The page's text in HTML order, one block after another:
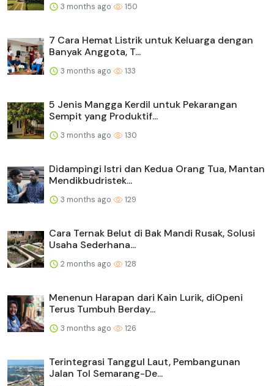
3 months ago 150
7 Cara Hemat Listrik untuk Keluarga dengan
Banyak Anggota, T...
3 months ago 133
5 Jenis Mangga Kerdil untuk Pekarangan
Sempit yang Produktif...
3 months ago 130
Didampingi Istri dan Kedua Orang Tua, Mantan
Mendikbudristek...
3 months ago 129
Cara Ternak Belut di Bak Mandi Rusak, Solusi
Usaha Sederhana...
2 months ago 128
Menenun Harapan dari Kain Lurik, diOpeni
Terus Tumbuh Berday...
3 months ago 126
Terintegrasi Tanggul Laut, Pembangunan
Jalan Tol Semarang-De...